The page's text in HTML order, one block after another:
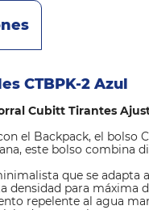
CTBPK-2 Azul
Cubitt Tirantes
el Backpack, el bolso
este bolso combina
que se adapta
densidad para máxima
repelente al agua